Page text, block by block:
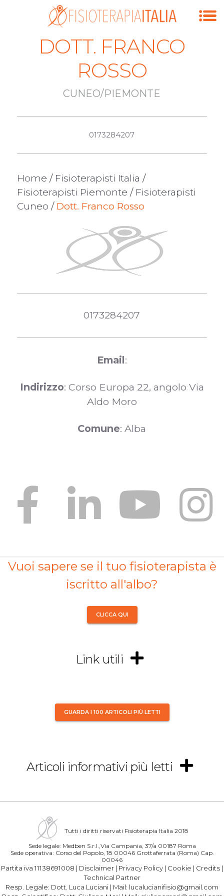
DOTT. FRANCO
ROSSO
CUNEO/PIEMONTE
0173284207
Home / Fisioterapisti Italia /
Fisioterapisti Piemonte / Fisioterapisti
Cuneo / Dott. Franco Rosso
0173284207
Email:
Indirizzo: Corso Europa 22, angolo Via
Aldo Moro
Comune: Alba
Vuoi sapere se il tuo fisioterapista è
iscritto all'albo?
CLICCA QUI
Link utili
GUARDA I 100 ARTICOLI PIÙ LETTI
Articoli informativi più letti
Tutti i diritti riservati Fisioterapia Italia 2018
Sede legale: Medben S.r.l.,Via Campania, 37/a 00187 Roma
Sede operativa: Corso del Popolo, 18 00046 Grottaferrata (Roma) Cap.
00046
Partita iva 11138691008 | Disclaimer | Privacy Policy | Cookie | Credits |
Technical Partner
Resp. Legale: Dott. Luca Luciani | Mail: lucalucianifisio@gmail.com